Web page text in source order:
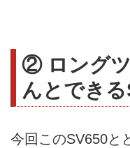
② ロング
んとでき
今回このSV650と